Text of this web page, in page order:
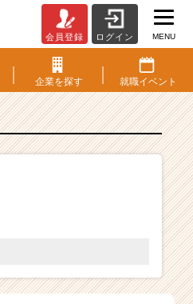
会員登録 ログイン MENU
企業を探す 就職イベント